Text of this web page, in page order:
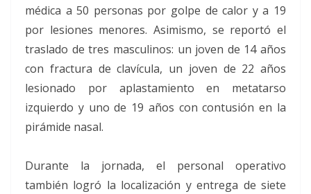
médica a 50 personas por golpe de calor y a 19
por lesiones menores. Asimismo, se reportó el
traslado de tres masculinos: un joven de 14 años
con fractura de clavícula, un joven de 22 años
lesionado por aplastamiento en metatarso
izquierdo y uno de 19 años con contusión en la
pirámide nasal.
Durante la jornada, el personal operativo
también logró la localización y entrega de siete